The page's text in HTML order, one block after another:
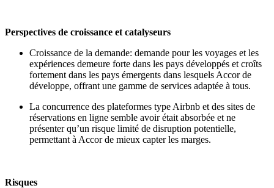
Perspectives de croissance et catalyseurs
Croissance de la demande: demande pour les voyages et les
expériences demeure forte dans les pays développés et croîts
fortement dans les pays émergents dans lesquels Accor de
développe, offrant une gamme de services adaptée à tous.
La concurrence des plateformes type Airbnb et des sites de
réservations en ligne semble avoir était absorbée et ne
présenter qu’un risque limité de disruption potentielle,
permettant à Accor de mieux capter les marges.
Risques